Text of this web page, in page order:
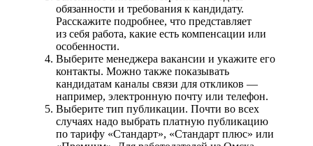
обязанности и требования к кандидату.
Расскажите подробнее, что представляет
из себя работа, какие есть компенсации или
особенности.
Выберите менеджера вакансии и укажите его
контакты. Можно также показывать
кандидатам каналы связи для откликов —
например, электронную почту или телефон.
Выберите тип публикации. Почти во всех
случаях надо выбрать платную публикацию
по тарифу «Стандарт», «Стандарт плюс» или